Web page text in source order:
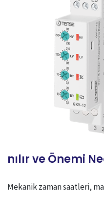
nılır ve Önemi
Mekanik zaman saatleri,